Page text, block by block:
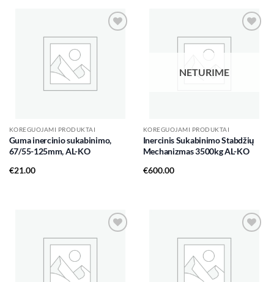
KOREGUOJAMI PRODUKTAI
Guma inercinio sukabinimo,
67/55-125mm, AL-KO
€21.00
NETURIME
KOREGUOJAMI PRODUKTAI
Inercinis Sukabinimo Stabdžių
Mechanizmas 3500kg AL-KO
€600.00